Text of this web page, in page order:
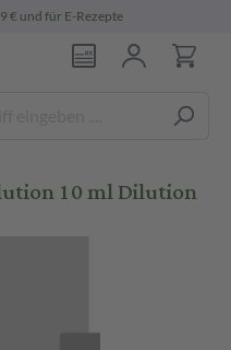
€ und für E-Rezepte
10 ml Dilution